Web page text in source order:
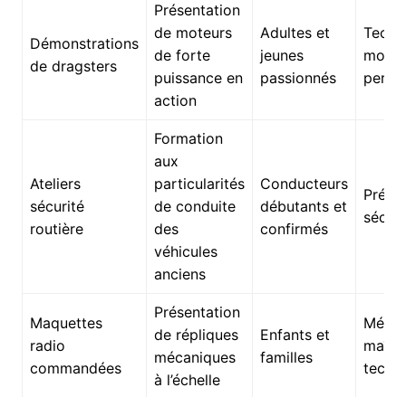
Démonstrations
de dragsters
Présentation
de moteurs
de forte
puissance en
action
Adultes et
jeunes
passionnés
Ateliers
sécurité
routière
Formation
aux
particularités
de conduite
des
véhicules
anciens
Conducteurs
débutants et
confirmés
Maquettes
radio
commandées
Présentation
de répliques
mécaniques
à l’échelle
Enfants et
familles